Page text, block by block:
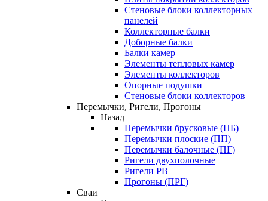
Стеновые блоки коллекторных
панелей
Коллекторные балки
Доборные балки
Балки камер
Элементы тепловых камер
Элементы коллекторов
Опорные подушки
Стеновые блоки коллекторов
Перемычки, Ригели, Прогоны
Назад
Перемычки брусковые (ПБ)
Перемычки плоские (ПП)
Перемычки балочные (ПГ)
Ригели двухполочные
Ригели РВ
Прогоны (ПРГ)
Сваи